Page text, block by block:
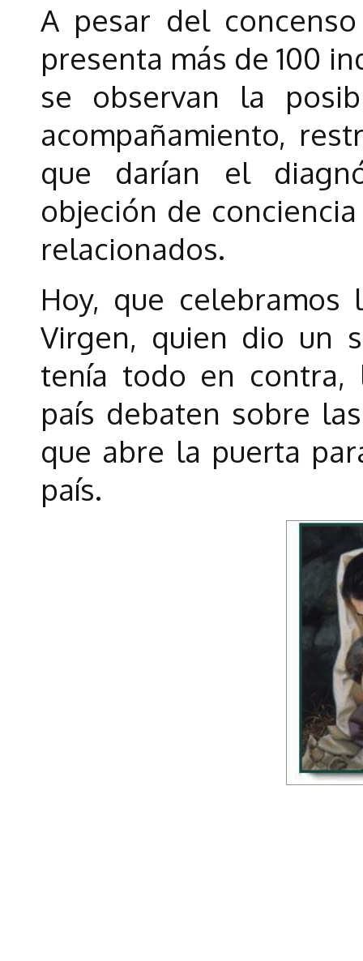
A pesar del
presenta más de 100
se observan la
acompañamiento,
que darían el
objeción de
relacionados.
Hoy, que
Virgen, quien dio un
tenía todo en contra,
país debaten sobre
que abre la puerta
país.